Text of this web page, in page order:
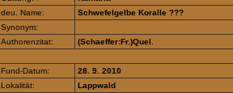
deu. Name:
Schwefelgelbe Koralle ???
Synonym:
Authorenzitat:
(Schaeffer:Fr.)Quel.
Fund-Datum:
28. 9. 2010
Lokalität:
Lappwald